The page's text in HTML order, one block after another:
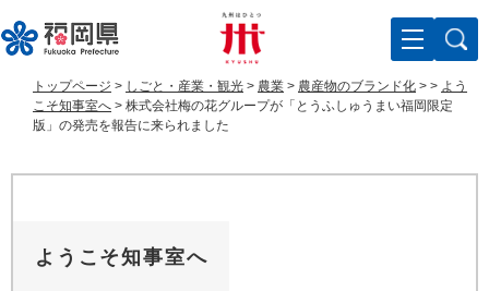
ー
ジ
す
ニ
ュ
し
トップページ > しごと・産業・観光 > 農業 > 農産物のブランド化 > > よう
こそ知事室へ > 株式会社梅の花グループが「とうふしゅうまい福岡限定
版」の発売を報告に来られました
ようこそ知事室へ